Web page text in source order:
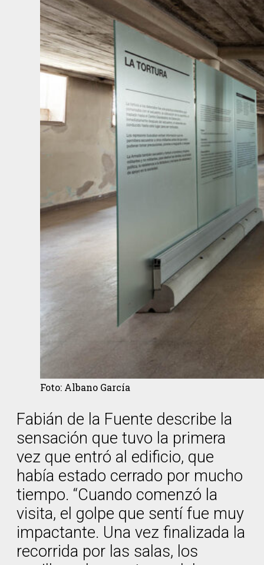
Foto: Albano García
Fabián de la Fuente describe la
sensación que tuvo la primera
vez que entró al edificio, que
había estado cerrado por mucho
tiempo. “Cuando comenzó la
visita, el golpe que sentí fue muy
impactante. Una vez finalizada la
recorrida por las salas, los